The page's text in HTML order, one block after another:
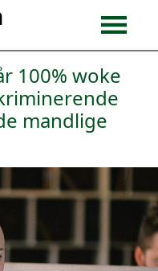
100% woke
mandlige